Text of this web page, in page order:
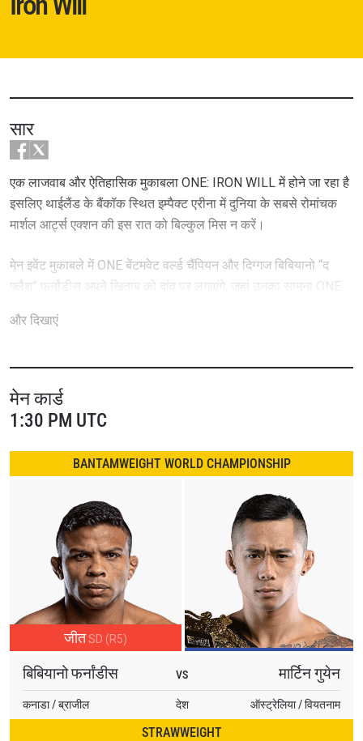
सार
एक लाजवाब और ऐतिहासिक मुकाबला ONE: IRON WILL में होने जा रहा है
इसलिए थाईलैंड के बैंकॉक स्थित इम्पैक्ट एरीना में दुनिया के सबसे रोमांचक
मार्शल आर्ट्स एक्शन की इस रात को बिल्कुल मिस न करें।
मेन इवेंट मुकाबले में ONE बेंटमवेट वर्ल्ड चैंपियन और दिग्गज बिबियानो “द
फ्लैश” फर्नांडीस अपने खिताब को दांव पर लगाएंगे, जहां उनका सामना ONE
खास है क्योंकि गुयेन इतिहास रचते हुए पहले ऐसे फाइटर बनना चाहते हैं, जो
वहीं को-मेन इवेंट मैच में थाईलैंड के डेडामरोंग सोर अम्नोयसिरीचोक का सामना
फिलीपींस के जेरेमी मिआडो से एक जोरदार लाइटवेट मैच में होगा।
इस ऐतिहासिक भिड़ंत के अलावा थाईलैंड के बेहतरीन योद्धा भी आज के सबसे
बड़े मार्शल आर्ट्स स्टार्स के साथ नजर आएंगे।
इसलिए उनकी शानदार स्किल्स देखने का ये मौका बिल्कुल न चूकें। अपने
टिकट अभी खरीदें!
और दिखाएं
मेन कार्ड
1:30 PM UTC
BANTAMWEIGHT WORLD CHAMPIONSHIP
जीतSD (R5)
बिबियानो फर्नांडीस VS मार्टिन गुयेन
कनाडा / ब्राजील देश ऑस्ट्रेलिया / वियतनाम
STRAWWEIGHT